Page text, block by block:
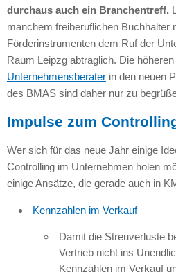
durchaus auch ein Branchentreff.
manchem freiberuflichen Buchhalter
Förderinstrumenten dem Ruf der
Raum Leipzg abträglich. Die höheren
Unternehmensberaterin den neuen
des BMAS sind daher nur zu
Impulse zum
Wer sich für das neue Jahr einige
Controlling im Unternehmen holen
einige Ansätze, die gerade auch in
Kennzahlen im Verkauf
Damit die Streuverluste
Vertrieb nicht ins
Kennzahlen im Verkauf